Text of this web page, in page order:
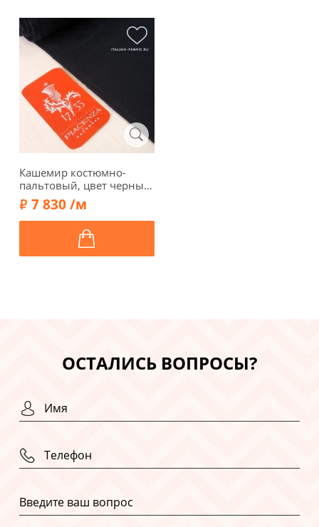
Кашемир костюмно-
пальтовый, цвет черный,
01223
7 830 /м
ОСТАЛИСЬ ВОПРОСЫ?